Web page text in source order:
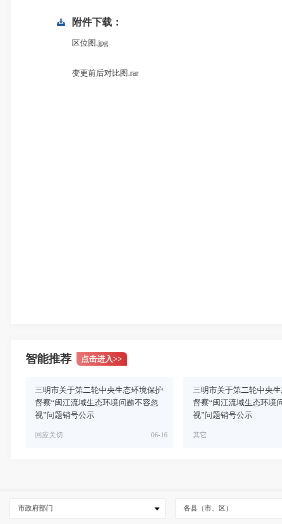
附件下载：
区位图.jpg
变更前后对比图.rar
智能推荐 点击进入>>
三明市关于第二轮中央生态环境保护
督察“闽江流域生态环境问题不容忽
视”问题销号公示
06-16
回应关切
三明市关于第二轮中央
督察“闽江流域生态环境
视”问题销号公示
其它
市政府部门 各县（市、区）